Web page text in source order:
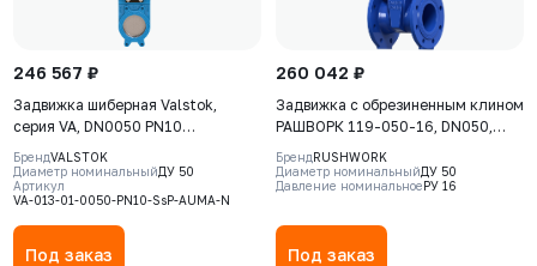
246 567 ₽
Задвижка шиберная Valstok,
серия VA, DN0050 PN10
невыдвижной шток, корпус GJS-
400-15 (GGG40), нож AISI 304,
NBR, Электропривод AUMA SA
БрендVALSTOK
Диаметр номинальныйДУ 50
Артикул
VA-013-01-0050-PN10-SsP-AUMA-N
Под заказ
260 042 ₽
Задвижка с обрезиненным клином
РАШВОРК 119-050-16, DN050,
PN16, корпус - GJS-500-7
(GGG50), клин - GJS-500-7
(GGG50), уплотнение - EPDM, Ф/
Basic, 380В
БрендRUSHWORK
Диаметр номинальныйДУ 50
Давление номинальноеРУ 16
Под заказ